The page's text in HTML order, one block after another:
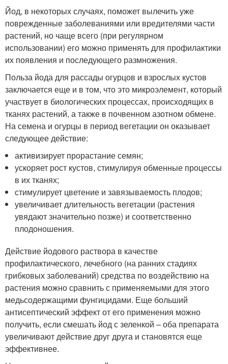
Йод, в некоторых случаях, поможет вылечить уже
поврежденные заболеваниями или вредителями части
растений, но чаще всего (при регулярном
использовании) его можно применять для профилактики
их появления и последующего размножения.
Польза йода для рассады огурцов и взрослых кустов
заключается еще и в том, что это микроэлемент, который
участвует в биологических процессах, происходящих в
тканях растений, а также в почвенном азотном обмене.
На семена и огурцы в период вегетации он оказывает
следующее действие:
активизирует прорастание семян;
ускоряет рост кустов, стимулируя обменные процессы
в их тканях;
стимулирует цветение и завязываемость плодов;
увеличивает длительность вегетации (растения
увядают значительно позже) и соответственно
плодоношения.
Действие йодового раствора в качестве
профилактического, лечебного (на ранних стадиях
грибковых заболеваний) средства по воздействию на
растения можно сравнить с применяемыми для этого
медьсодержащими фунгицидами. Еще больший
антисептический эффект от его применения можно
получить, если смешать йод с зеленкой – оба препарата
увеличивают действие друг друга и становятся еще
эффективнее.